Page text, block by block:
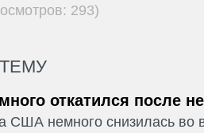
293)
откатился после
США немного снизилась во